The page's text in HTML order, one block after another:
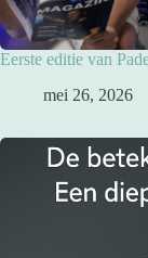
Eerste editie van
mei 26, 2026